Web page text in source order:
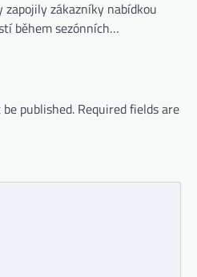
zákazníky nabídkou
během sezónních…
published. Required fields are